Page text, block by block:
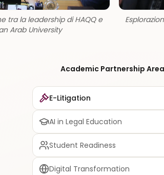
tra la leadership di HAQQ e
Arab University
Academic Partnership
E-Litigation
AI in Legal Education
Student Readiness
Digital Transformation